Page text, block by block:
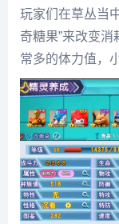
玩家们在草丛当
奇糖果”来改变
常多的体力值，